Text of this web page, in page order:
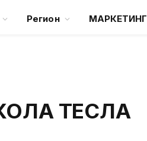
Регион МАРКЕТИНГ
ТЕСЛА